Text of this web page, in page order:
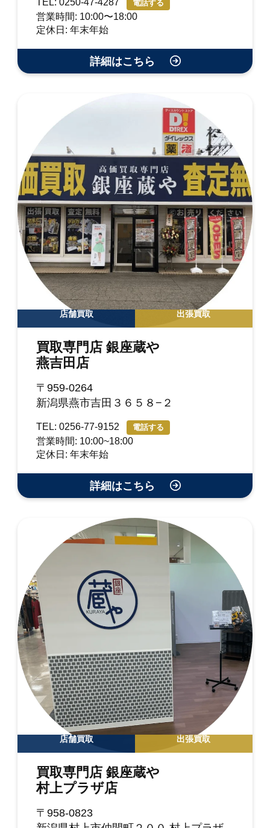
電話する
営業時間: 10:00〜18:00
定休日: 年末年始
詳細はこちら
店舗買取 出張買取
買取専門店 銀座蔵や
燕吉田店
〒959-0264
新潟県燕市吉田３６５８−２
TEL: 0256-77-9152 電話する
営業時間: 10:00~18:00
定休日: 年末年始
詳細はこちら
店舗買取 出張買取
買取専門店 銀座蔵や
村上プラザ店
〒958-0823